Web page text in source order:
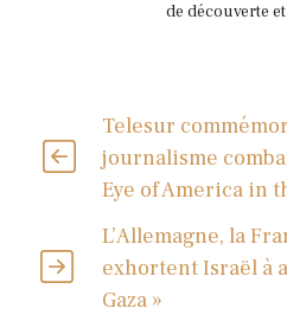
de découverte
Telesur
journalisme
Eye of America in
L’Allemagne, la
exhortent Israël à
Gaza »